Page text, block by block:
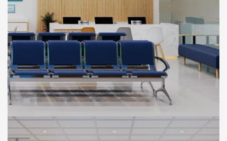
NHÀ THUỐC LONG CHÂU THIẾT KẾ
Thiết Kế Phối Cảnh 3D Trung Tâm Tiêm
Chủng Long Châu , Chơn Thành, Bình